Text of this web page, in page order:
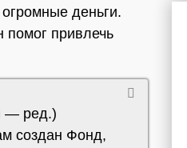
деньги.
помог привлечь
— ред.)
создан Фонд,